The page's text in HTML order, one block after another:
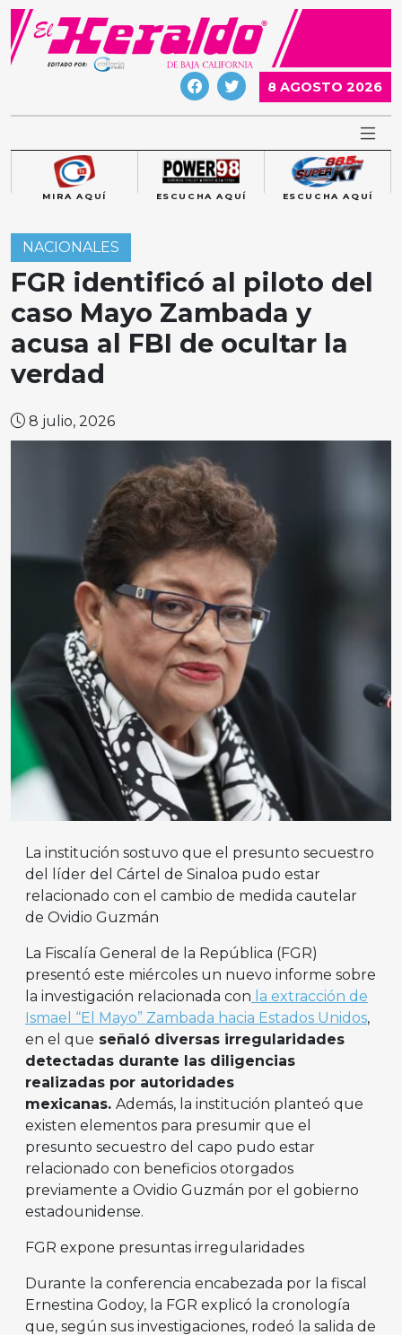
Skip
content
8 AGOSTO 2026
MIRA AQUÍ ESCUCHA AQUÍ ESCUCHA AQUÍ
NACIONALES
FGR identificó al piloto del
caso Mayo Zambada y
acusa al FBI de ocultar la
verdad
8 julio, 2026
La institución sostuvo que el presunto secuestro
del líder del Cártel de Sinaloa pudo estar
relacionado con el cambio de medida cautelar
de Ovidio Guzmán
La Fiscalía General de la República (FGR)
presentó este miércoles un nuevo informe sobre
la investigación relacionada con la extracción de
Ismael “El Mayo” Zambada hacia Estados Unidos,
en el que señaló diversas irregularidades
detectadas durante las diligencias
realizadas por autoridades
mexicanas. Además, la institución planteó que
existen elementos para presumir que el
presunto secuestro del capo pudo estar
relacionado con beneficios otorgados
previamente a Ovidio Guzmán por el gobierno
estadounidense.
FGR expone presuntas irregularidades
Durante la conferencia encabezada por la fiscal
Ernestina Godoy, la FGR explicó la cronología
que, según sus investigaciones, rodeó la salida de